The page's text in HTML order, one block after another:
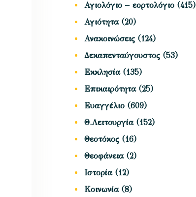
Αγιολόγιο – εορτολόγιο (415)
Αγιότητα(20)
Ανακοινώσεις (124)
Δεκαπενταύγουστος (53)
Εκκλησία(135)
Επικαιρότητα(25)
Ευαγγέλιο (609)
Θ.Λειτουργία(152)
Θεοτόκος (16)
Θεοφάνεια(2)
Ιστορία(12)
Κοινωνία(8)